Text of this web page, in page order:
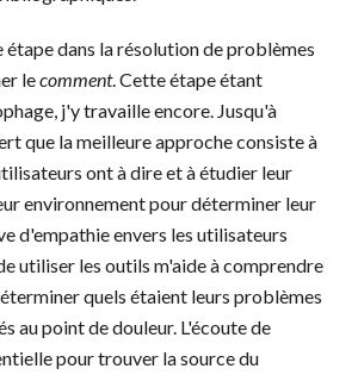
étape dans la résolution de problèmes
lecomment. Cette étape étant
j'y travaille encore. Jusqu'à
que la meilleure approche consiste à
ont à dire et à étudier leur
environnement pour déterminer leur
d'empathie envers les utilisateurs
utiliser les outils m'aide à comprendre
quels étaient leurs problèmes
au point de douleur. L'écoute de
pour trouver la source du